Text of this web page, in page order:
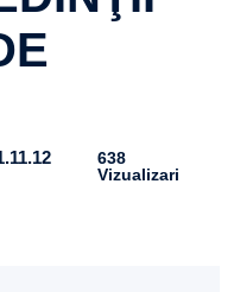
638
Vizualizari